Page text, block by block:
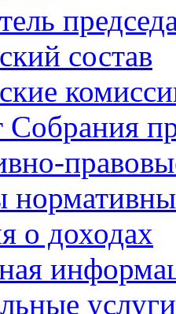
состав
о доходах
услуги